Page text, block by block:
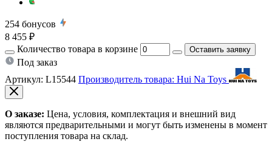
254 бонусов
8 455 ₽
Количество товара в корзине
Оставить заявку
Под заказ
Артикул: L15544 Производитель товара: Hui Na Toys
О заказе: Цена, условия, комплектация и внешний вид
являются предварительными и могут быть изменены в момент
поступления товара на склад.